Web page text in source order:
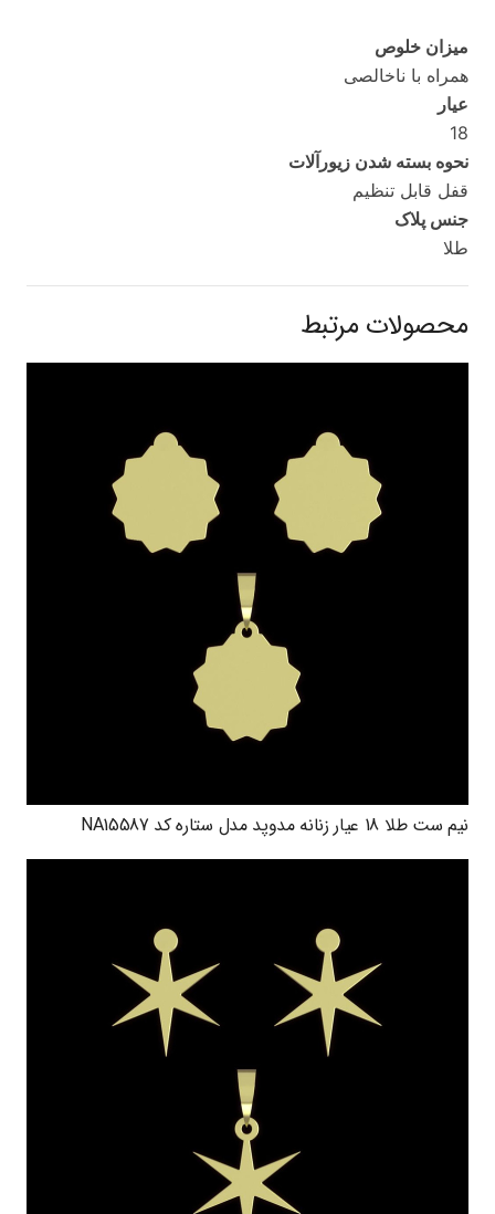
میزان خلوص
همراه با ناخالصی
عیار
18
نحوه بسته شدن زیورآلات
قفل قابل تنظیم
جنس پلاک
طلا
محصولات مرتبط
نیم ست طلا 18 عیار زنانه مدوپد مدل ستاره کد NA15587